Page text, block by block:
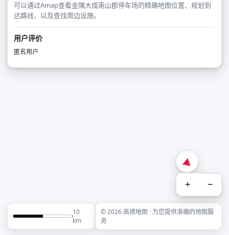
可以通过Amap查看金隅大成南山郡停车场的精确地图位置、规划到
达路线，以及查找周边设施。
用户评价
匿名用户
+ −
10
km
© 2026 高德地图 · 为您提供准确的地图服
务